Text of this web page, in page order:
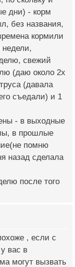
дни) - корм
без названия,
кормили
свежий
(даю около 2х
(давала
съедали) и 1
- в выходные
в прошлые
помню
назад сделала
после того
, если с
вас в
могут вызвать